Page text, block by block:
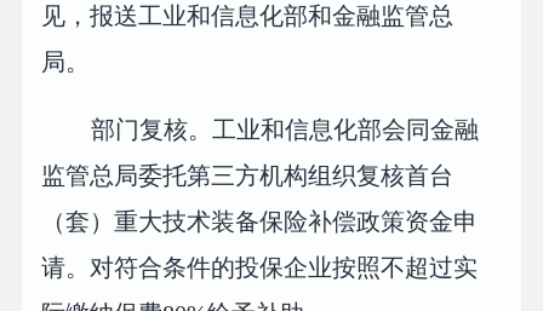
见，报送工业和信息化部和金融监管总
局。
部门复核。工业和信息化部会同金融
监管总局委托第三方机构组织复核首台
（套）重大技术装备保险补偿政策资金申
请。对符合条件的投保企业按照不超过实